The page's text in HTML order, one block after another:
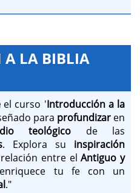
A LA BIBLIA
el curso 'Introducción a la
para profundizar en
teológico de las
. Explora su inspiración
entre elAntiguo y
tu fe con un
."